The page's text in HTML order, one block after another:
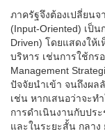
ภาครัฐจึงต้องเปลี่ยน
(Input-Oriented) เป็
Driven) โดยแสดงให้
บริหาร เช่นการใช้กร
Management
ปัจจัยนำเข้า จนถึงผล
เช่น หากเสนอว่าจะท
การดำเนินงานกับปร
และในระยะสั้น กลาง